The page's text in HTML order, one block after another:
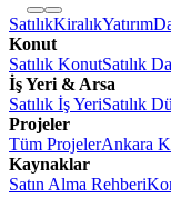
SatılıkKiralıkYatırım
Konut
Satılık KonutSatılık
İş Yeri & Arsa
Satılık İş YeriSatılık
Projeler
Tüm ProjelerAnkara
Kaynaklar
Satın Alma Rehberi